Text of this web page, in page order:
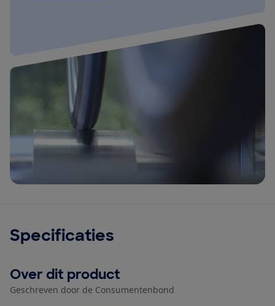
Specificaties
Over dit product
Geschreven door de Consumentenbond